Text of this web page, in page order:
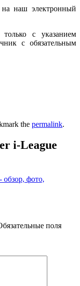
наш электронный
только с указанием
с обязательным
the permalink.
i-League
обзор, фото,
поля